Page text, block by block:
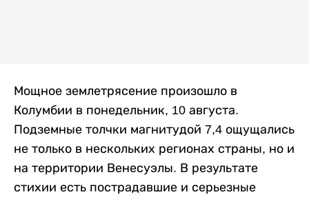
Мощное землетрясение произошло в
Колумбии в понедельник, 10 августа.
Подземные толчки магнитудой 7,4 ощущались
не только в нескольких регионах страны, но и
на территории Венесуэлы. В результате
стихии есть пострадавшие и серьезные